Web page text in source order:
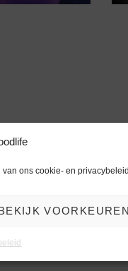
ons cookie- en